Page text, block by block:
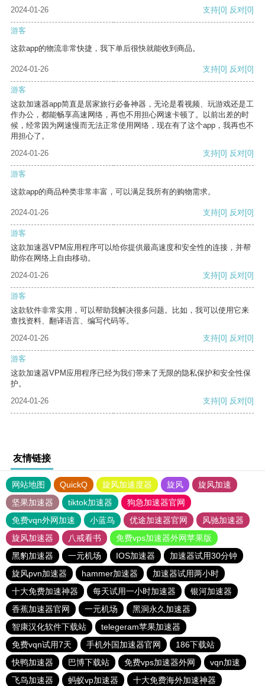
2024-01-26 支持[0] 反对[0]
游客
这款app的物流非常快捷，我下单后很快就能收到商品。
2024-01-26 支持[0] 反对[0]
游客
这款加速器app简直是居家旅行必备神器，无论是看视频、玩游戏还是工
作办公，都能畅享高速网络，再也不用担心网速卡顿了。以前出差的时
候，经常因为网速慢而无法正常使用网络，现在有了这个app，我再也不
用担心了。
2024-01-26
支持[0] 反对[0]
游客
这款app的商品种类非常丰富，可以满足我所有的购物需求。
2024-01-26 支持[0] 反对[0]
游客
这款加速器VPM应用程序可以给你提供最高速度和安全性的连接，并帮
助你在网络上自由移动。
2024-01-26
支持[0] 反对[0]
游客
这款软件非常实用，可以帮助我解决很多问题。比如，我可以使用它来
查找资料、翻译语言、编写代码等。
2024-01-26
支持[0] 反对[0]
游客
这款加速器VPM应用程序已经为我们带来了无限的隐私保护和安全性保
护。
2024-01-26
支持[0] 反对[0]
友情链接
网站地图 QuickQ 旋风加速度器 旋风
旋风加速
坚果加速器
tiktok加速器
狗急加速器官网
免费vqn外网加速
小蓝鸟 优途加速器官网
风驰加速器
旋风加速器
八戒看书
免费vps加速器外网苹果版
黑豹加速器
一元机场 IOS加速器
加速器试用30分钟
旋风pvn加速器
hammer加速器
加速器试用两小时
十大免费加速神器
每天试用一小时加速器
银河加速器
香蕉加速器官网
一元机场
黑洞永久加速器
智康汉化软件下载站
telegeram苹果加速器
免费vqn试用7天
手机外国加速器官网
186下载站
快鸭加速器
巴博下载站 免费vps加速器外网
vqn加速
飞鸟加速器
蚂蚁vp加速器 十大免费海外加速神器